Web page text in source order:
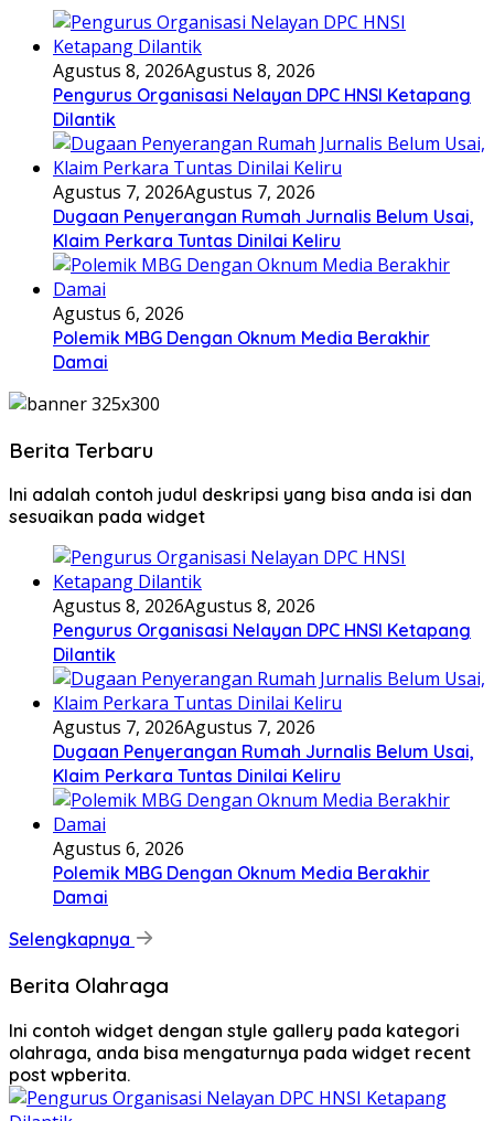
Agustus 8, 2026Agustus 8, 2026
Pengurus Organisasi Nelayan DPC HNSI Ketapang
Dilantik
Agustus 7, 2026Agustus 7, 2026
Dugaan Penyerangan Rumah Jurnalis Belum Usai,
Klaim Perkara Tuntas Dinilai Keliru
Agustus 6, 2026
Polemik MBG Dengan Oknum Media Berakhir
Damai
Berita Terbaru
Ini adalah contoh judul deskripsi yang bisa anda isi dan
sesuaikan pada widget
Agustus 8, 2026Agustus 8, 2026
Pengurus Organisasi Nelayan DPC HNSI Ketapang
Dilantik
Agustus 7, 2026Agustus 7, 2026
Dugaan Penyerangan Rumah Jurnalis Belum Usai,
Klaim Perkara Tuntas Dinilai Keliru
Agustus 6, 2026
Polemik MBG Dengan Oknum Media Berakhir
Damai
Selengkapnya
Berita Olahraga
Ini contoh widget dengan style gallery pada kategori
olahraga, anda bisa mengaturnya pada widget recent
post wpberita.